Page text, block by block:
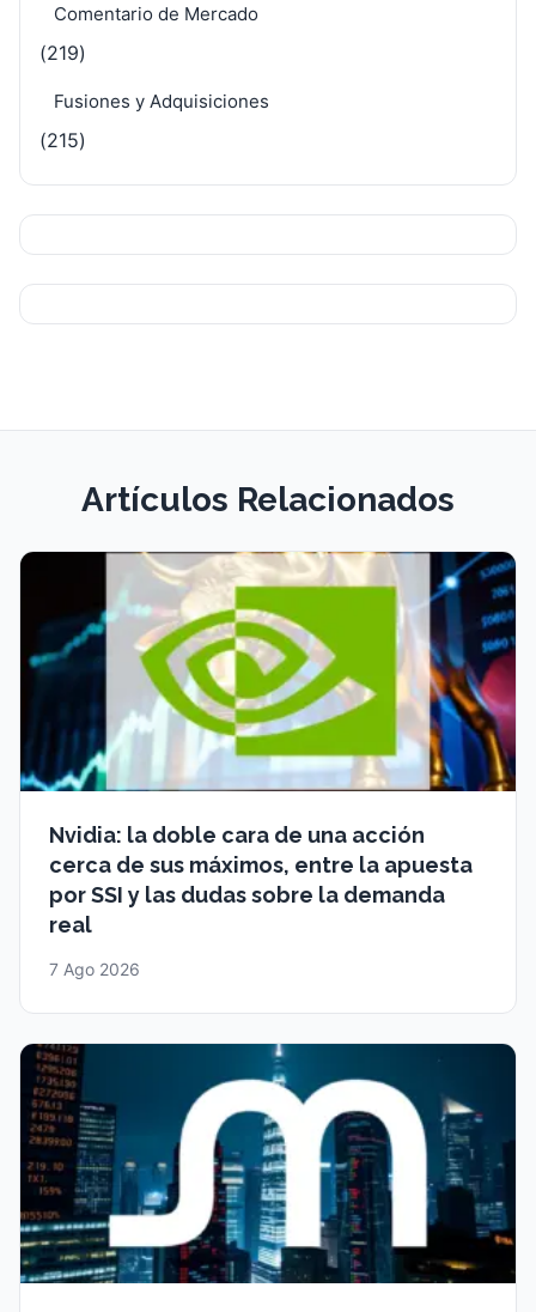
Comentario de Mercado
(219)
Fusiones y Adquisiciones
(215)
Artículos Relacionados
Nvidia: la doble cara de una acción
cerca de sus máximos, entre la apuesta
por SSI y las dudas sobre la demanda
real
7 Ago 2026